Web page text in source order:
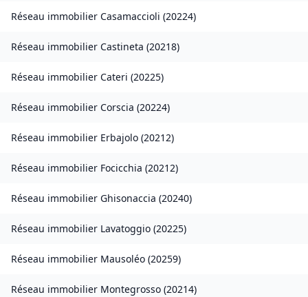
Réseau immobilier Casamaccioli (20224)
Réseau immobilier Castineta (20218)
Réseau immobilier Cateri (20225)
Réseau immobilier Corscia (20224)
Réseau immobilier Erbajolo (20212)
Réseau immobilier Focicchia (20212)
Réseau immobilier Ghisonaccia (20240)
Réseau immobilier Lavatoggio (20225)
Réseau immobilier Mausoléo (20259)
Réseau immobilier Montegrosso (20214)